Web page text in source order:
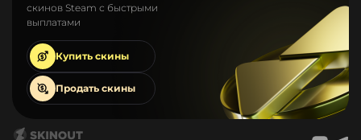
скинов Steam с быстрыми
выплатами
Купить скины
Продать скины